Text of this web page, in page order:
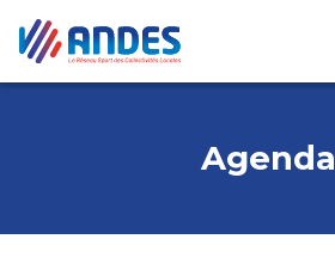
Agenda